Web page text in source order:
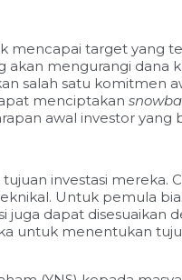
target yang
akan mengurangi
salah satu komitmen
menciptakan
awal investor yang
investasi
Untuk pemula
dapat
untuk menentukan